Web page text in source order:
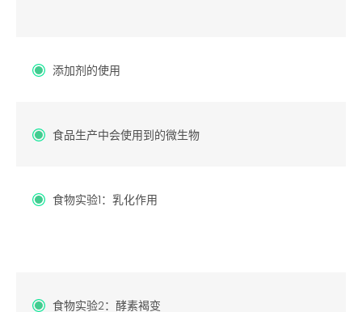
添加剂的使用
食品生产中会使用到的微生物
食物实验1：乳化作用
食物实验2：酵素褐变